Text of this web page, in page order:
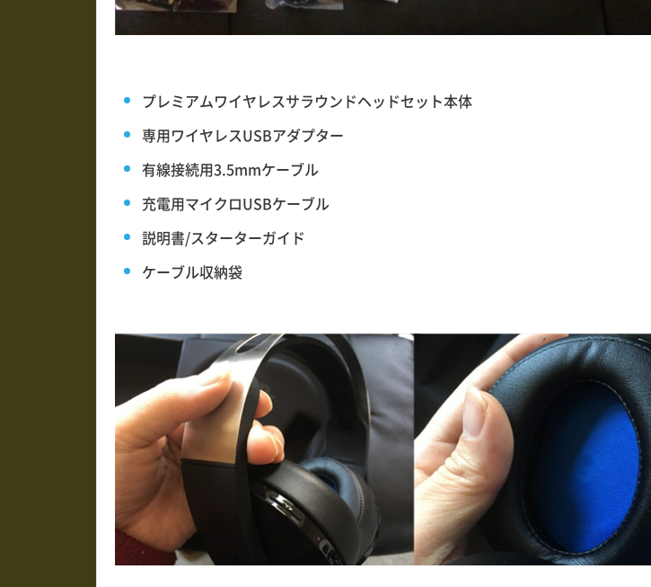
プレミアムワイヤレスサラウンドヘッドセット本体
専用ワイヤレスUSBアダプター
有線接続用3.5mmケーブル
充電用マイクロUSBケーブル
説明書/スターターガイド
ケーブル収納袋